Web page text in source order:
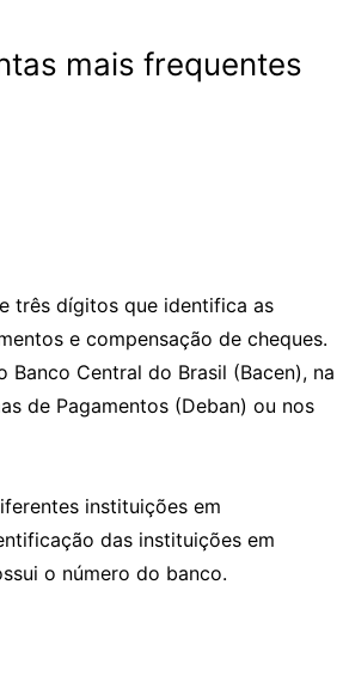
mais frequentes
três dígitos que identifica as
e compensação de cheques.
Central do Brasil (Bacen), na
de Pagamentos (Deban) ou nos
instituições em
das instituições em
o número do banco.